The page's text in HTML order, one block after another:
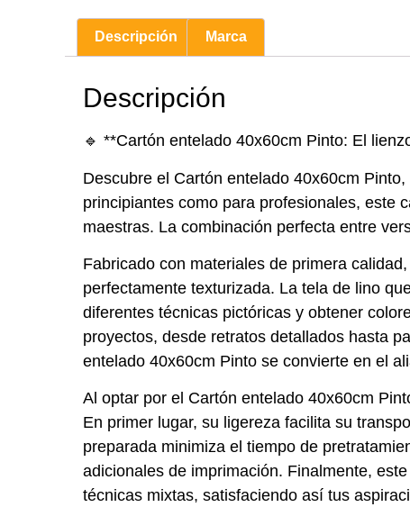
Descripción Marca
Descripción
🔹 **Cartón entelado 40x60cm Pinto: El
Descubre el Cartón entelado 40x60cm
principiantes como para profesionales, este
maestras. La combinación perfecta entre
Fabricado con materiales de primera
perfectamente texturizada. La tela de lino
diferentes técnicas pictóricas y obtener
proyectos, desde retratos detallados hasta
entelado 40x60cm Pinto se convierte en el
Al optar por el Cartón entelado 40x60cm
En primer lugar, su ligereza facilita su
preparada minimiza el tiempo de
adicionales de imprimación. Finalmente,
técnicas mixtas, satisfaciendo así tus